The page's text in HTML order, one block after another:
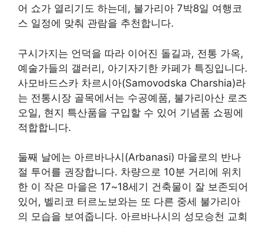
어 쇼가 열리기도 하는데, 불가리아 7박8일 여행코
스 일정에 맞춰 관람을 추천합니다.
구시가지는 언덕을 따라 이어진 돌길과, 전통 가옥,
예술가들의 갤러리, 아기자기한 카페가 특징입니다.
사모바드스카 차르시아(Samovodska Charshia)라
는 전통시장 골목에서는 수공예품, 불가리아산 로즈
오일, 현지 특산품을 구입할 수 있어 기념품 쇼핑에
적합합니다.
둘째 날에는 아르바나시(Arbanasi) 마을로의 반나
절 투어를 권장합니다. 차량으로 10분 거리에 위치
한 이 작은 마을은 17~18세기 건축물이 잘 보존되어
있어, 벨리코 터르노보와는 또 다른 중세 불가리아
의 모습을 보여줍니다. 아르바나시의 성모승천 교회